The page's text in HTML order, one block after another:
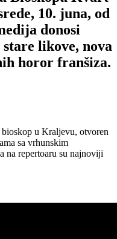
10. juna, od
donosi
likove, nova
horor franšiza.
u Kraljevu, otvoren
sa vrhunskim
na repertoaru su najnoviji